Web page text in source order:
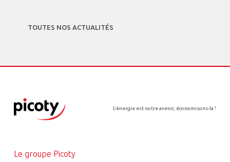
TOUTES NOS ACTUALITÉS
L’énergie est notre avenir, économisons-la !
Le groupe Picoty